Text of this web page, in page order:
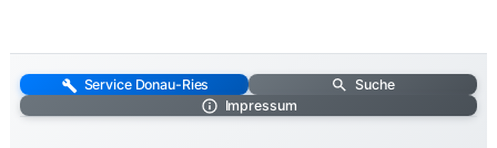
Service Donau-Ries
Suche
Impressum